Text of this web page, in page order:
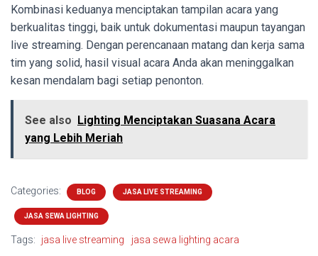
Kombinasi keduanya menciptakan tampilan acara yang
berkualitas tinggi, baik untuk dokumentasi maupun tayangan
live streaming. Dengan perencanaan matang dan kerja sama
tim yang solid, hasil visual acara Anda akan meninggalkan
kesan mendalam bagi setiap penonton.
See also
Lighting Menciptakan Suasana Acara
yang Lebih Meriah
Categories: BLOG JASA LIVE STREAMING
JASA SEWA LIGHTING
Tags: jasa live streaming
jasa sewa lighting acara